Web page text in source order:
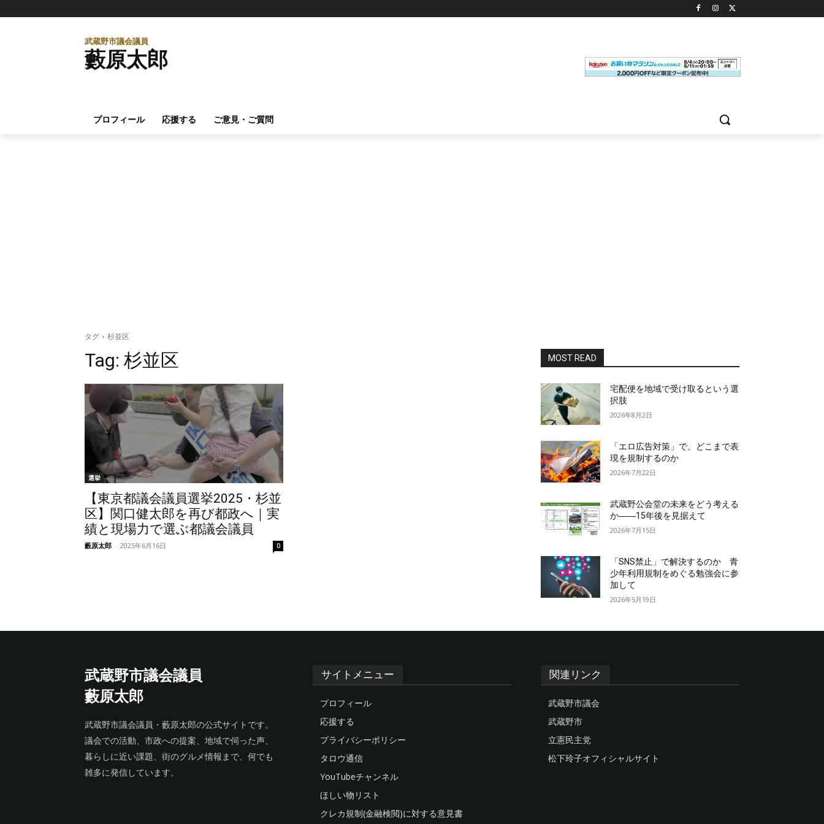
武蔵野市議会議員
藪原太郎
プロフィール 応援する ご意見・ご質問
タグ 杉並区
Tag: 杉並区
選挙
【東京都議会議員選挙2025・杉並
区】関口健太郎を再び都政へ｜実
績と現場力で選ぶ都議会議員
藪原太郎 - 2025年6月16日 0
MOST READ
宅配便を地域で受け取るという選
択肢
2026年8月2日
「エロ広告対策」で、どこまで表
現を規制するのか
2026年7月22日
武蔵野公会堂の未来をどう考える
か――15年後を見据えて
2026年7月15日
「SNS禁止」で解決するのか 青
少年利用規制をめぐる勉強会に参
加して
2026年5月19日
武蔵野市議会議員
藪原太郎
武蔵野市議会議員・藪原太郎の公式サイトです。
議会での活動、市政への提案、地域で伺った声、
暮らしに近い課題、街のグルメ情報まで、何でも
雑多に発信しています。
サイトメニュー
プロフィール
応援する
プライバシーポリシー
タロウ通信
YouTubeチャンネル
ほしい物リスト
クレカ規制(金融検閲)に対する意見書
関連リンク
武蔵野市議会
武蔵野市
立憲民主党
松下玲子オフィシャルサイト